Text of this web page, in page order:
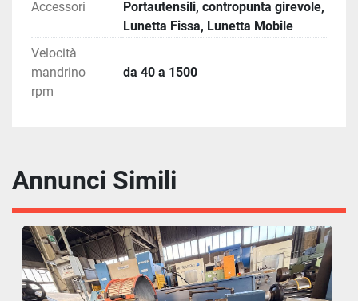
Accessori
Portautensili, contropunta girevole,
Lunetta Fissa, Lunetta Mobile
Velocità
mandrino
rpm
da 40 a 1500
Annunci Simili